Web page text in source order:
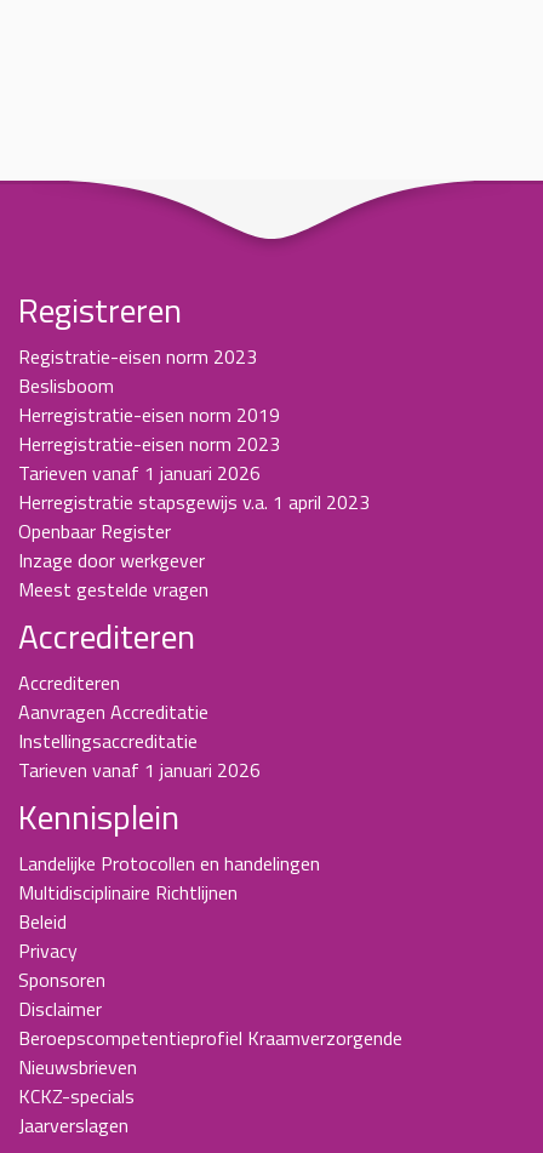
Registreren
Registratie-eisen norm 2023
Beslisboom
Herregistratie-eisen norm 2019
Herregistratie-eisen norm 2023
Tarieven vanaf 1 januari 2026
Herregistratie stapsgewijs v.a. 1 april 2023
Openbaar Register
Inzage door werkgever
Meest gestelde vragen
Accrediteren
Accrediteren
Aanvragen Accreditatie
Instellingsaccreditatie
Tarieven vanaf 1 januari 2026
Kennisplein
Landelijke Protocollen en handelingen
Multidisciplinaire Richtlijnen
Beleid
Privacy
Sponsoren
Disclaimer
Beroepscompetentieprofiel Kraamverzorgende
Nieuwsbrieven
KCKZ-specials
Jaarverslagen